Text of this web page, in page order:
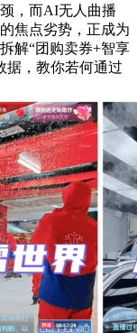
，而AI无人曲播
焦点劣势，正成为
解“团购卖券+智享
据，教你若何通过